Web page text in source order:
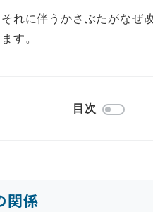
れに伴うかさぶたがなぜ
す。
目次
関係